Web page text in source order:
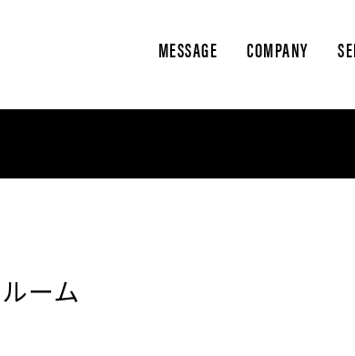
MESSAGE COMPANY
ーム